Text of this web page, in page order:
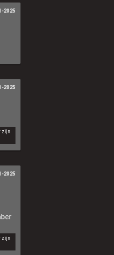
2025
zijn
2025
zijn
2025